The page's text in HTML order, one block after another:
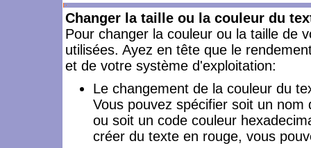
Changer la taille ou la couleur du
Pour changer la couleur ou la taille de
utilisées. Ayez en tête que le
et de votre système d'exploitation:
Le changement de la couleur du
Vous pouvez spécifier soit un
ou soit un code couleur
créer du texte en rouge, vous